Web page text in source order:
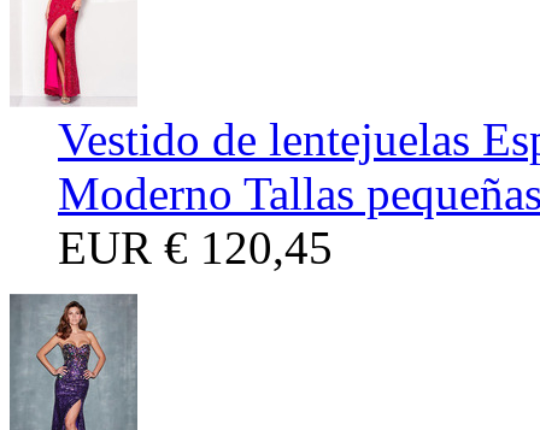
Vestido de lentejuelas
Moderno Tallas
EUR € 120,45